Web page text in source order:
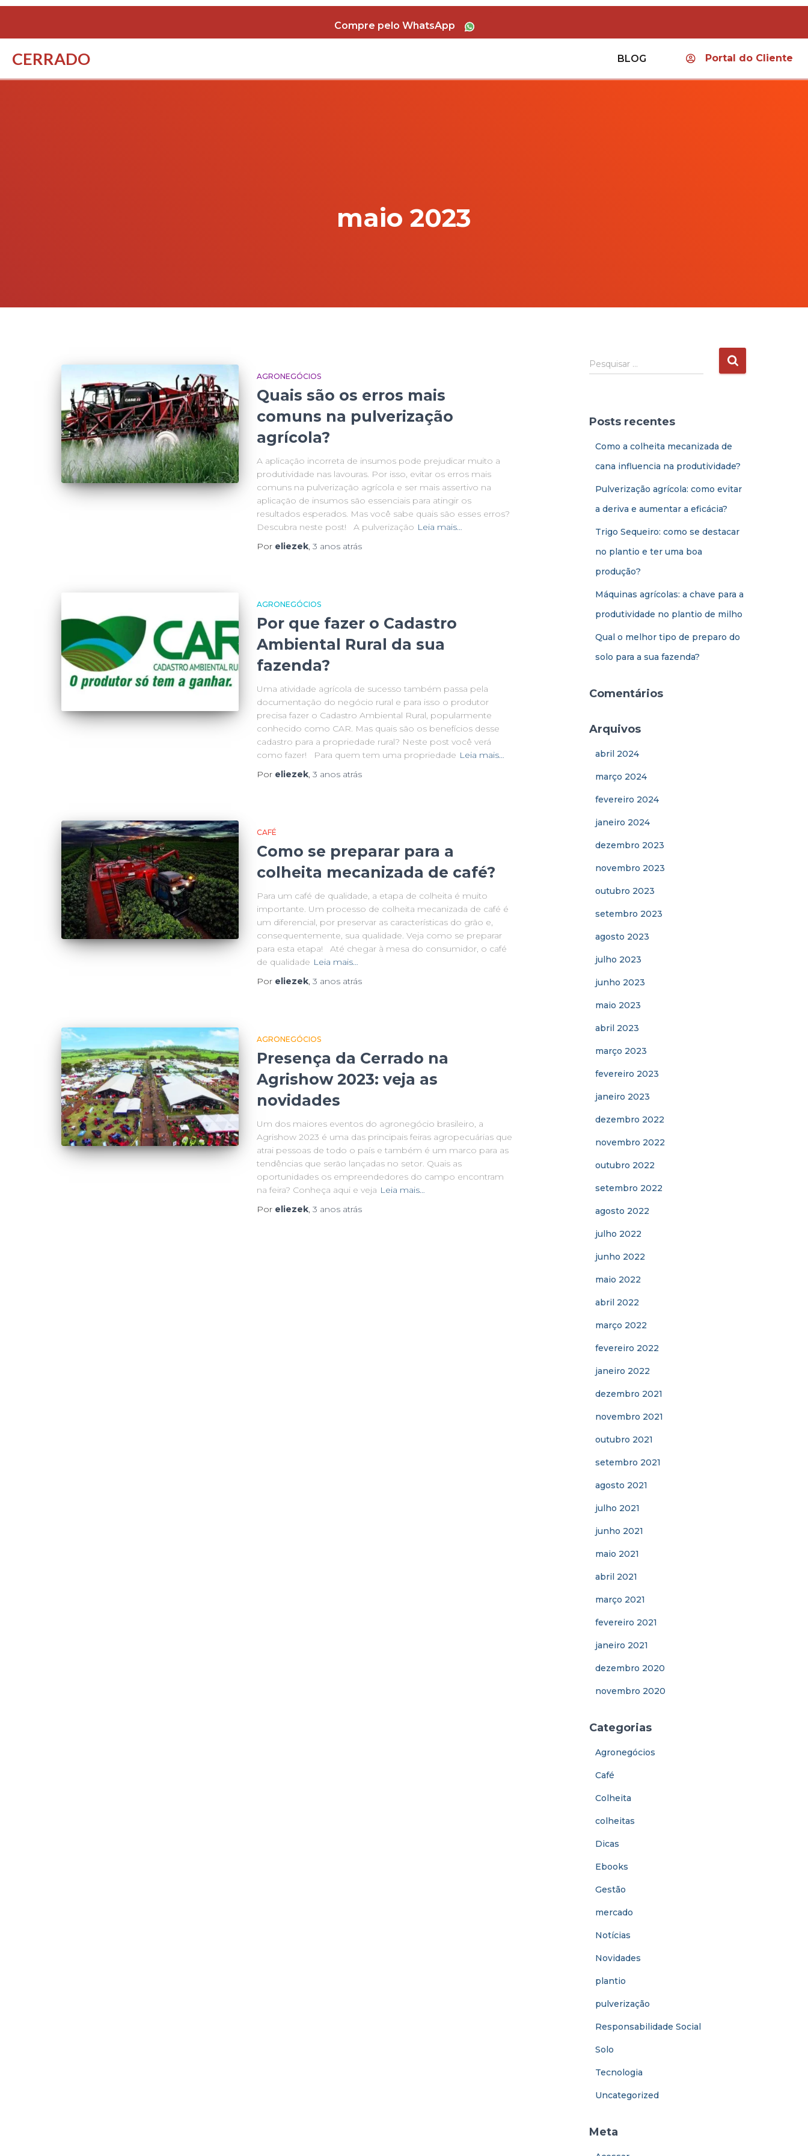
Compre pelo WhatsApp
CERRADO BLOG Portal do Cliente
maio 2023
AGRONEGÓCIOS
Quais são os erros mais
comuns na pulverização
agrícola?
A aplicação incorreta de insumos pode prejudicar muito a
produtividade nas lavouras. Por isso, evitar os erros mais
comuns na pulverização agrícola e ser mais assertivo na
aplicação de insumos são essenciais para atingir os
resultados esperados. Mas você sabe quais são esses erros?
Descubra neste post! A pulverização Leia mais…
Por eliezek, 3 anos atrás
AGRONEGÓCIOS
Por que fazer o Cadastro
Ambiental Rural da sua
fazenda?
Uma atividade agrícola de sucesso também passa pela
documentação do negócio rural e para isso o produtor
precisa fazer o Cadastro Ambiental Rural, popularmente
conhecido como CAR. Mas quais são os benefícios desse
cadastro para a propriedade rural? Neste post você verá
como fazer! Para quem tem uma propriedade Leia mais…
Por eliezek, 3 anos atrás
CAFÉ
Como se preparar para a
colheita mecanizada de café?
Para um café de qualidade, a etapa de colheita é muito
importante. Um processo de colheita mecanizada de café é
um diferencial, por preservar as características do grão e,
consequentemente, sua qualidade. Veja como se preparar
para esta etapa! Até chegar à mesa do consumidor, o café
de qualidade Leia mais…
Por eliezek, 3 anos atrás
AGRONEGÓCIOS
Presença da Cerrado na
Agrishow 2023: veja as
novidades
Um dos maiores eventos do agronegócio brasileiro, a
Agrishow 2023 é uma das principais feiras agropecuárias que
atrai pessoas de todo o país e também é um marco para as
tendências que serão lançadas no setor. Quais as
oportunidades os empreendedores do campo encontram
na feira? Conheça aqui e veja Leia mais…
Por eliezek, 3 anos atrás
Pesquisar …
Posts recentes
Como a colheita mecanizada de
cana influencia na produtividade?
Pulverização agrícola: como evitar
a deriva e aumentar a eficácia?
Trigo Sequeiro: como se destacar
no plantio e ter uma boa
produção?
Máquinas agrícolas: a chave para a
produtividade no plantio de milho
Qual o melhor tipo de preparo do
solo para a sua fazenda?
Comentários
Arquivos
abril 2024
março 2024
fevereiro 2024
janeiro 2024
dezembro 2023
novembro 2023
outubro 2023
setembro 2023
agosto 2023
julho 2023
junho 2023
maio 2023
abril 2023
março 2023
fevereiro 2023
janeiro 2023
dezembro 2022
novembro 2022
outubro 2022
setembro 2022
agosto 2022
julho 2022
junho 2022
maio 2022
abril 2022
março 2022
fevereiro 2022
janeiro 2022
dezembro 2021
novembro 2021
outubro 2021
setembro 2021
agosto 2021
julho 2021
junho 2021
maio 2021
abril 2021
março 2021
fevereiro 2021
janeiro 2021
dezembro 2020
novembro 2020
Categorias
Agronegócios
Café
Colheita
colheitas
Dicas
Ebooks
Gestão
mercado
Notícias
Novidades
plantio
pulverização
Responsabilidade Social
Solo
Tecnologia
Uncategorized
Meta